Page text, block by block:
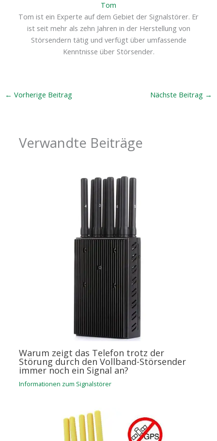
Tom
Tom ist ein Experte auf dem Gebiet der Signalstörer. Er
ist seit mehr als zehn Jahren in der Herstellung von
Störsendern tätig und verfügt über umfassende
Kenntnisse über Störsender.
← Vorherige Beitrag Nächste Beitrag →
Verwandte Beiträge
Warum zeigt das Telefon trotz der
Störung durch den Vollband-Störsender
immer noch ein Signal an?
Informationen zum Signalstörer